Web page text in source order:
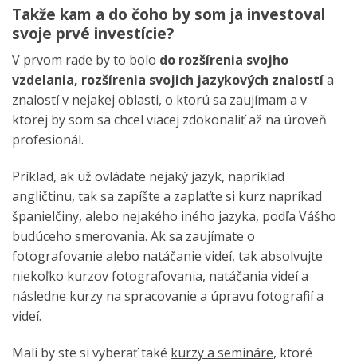
Takže kam a do čoho by som ja investoval
svoje prvé investície?
V prvom rade by to bolo do rozšírenia svojho
vzdelania, rozšírenia svojich jazykových znalostía
znalostí v nejakej oblasti, o ktorú sa zaujímam a v
ktorej by som sa chcel viacej zdokonaliť až na úroveň
profesionál.
Príklad, ak už ovládate nejaký jazyk, napríklad
angličtinu, tak sa zapíšte a zaplaťte si kurz napríkad
španielčiny, alebo nejakého iného jazyka, podľa Vášho
budúceho smerovania. Ak sa zaujímate o
fotografovanie alebo natáčanie videí, tak absolvujte
niekoľko kurzov fotografovania, natáčania videí a
následne kurzy na spracovanie a úpravu fotografií a
videí.
Mali by ste si vyberať také kurzy a semináre, ktoré